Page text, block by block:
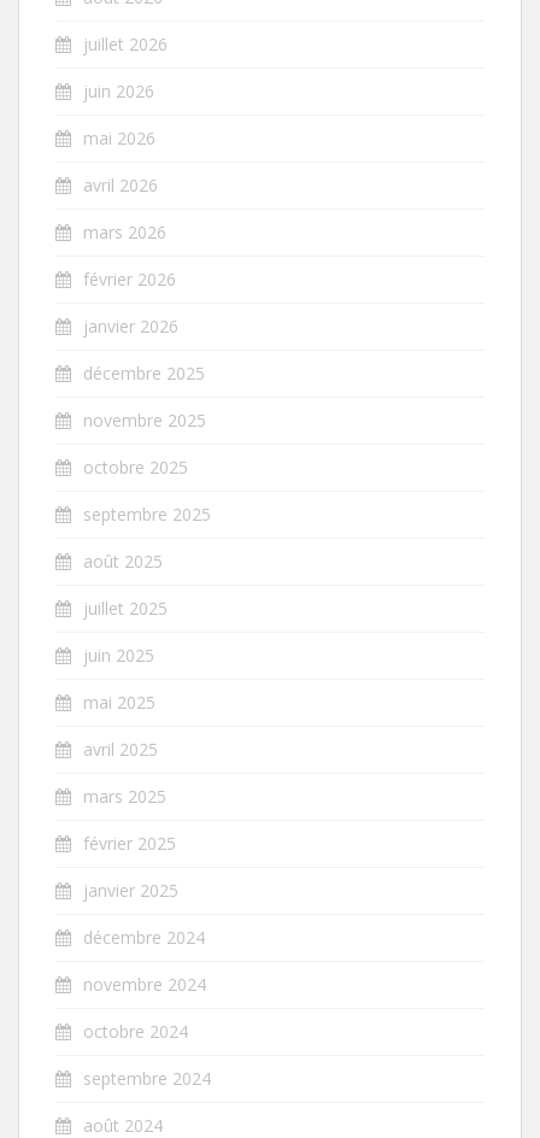
juillet 2026
juin 2026
mai 2026
avril 2026
mars 2026
février 2026
janvier 2026
décembre 2025
novembre 2025
octobre 2025
septembre 2025
août 2025
juillet 2025
juin 2025
mai 2025
avril 2025
mars 2025
février 2025
janvier 2025
décembre 2024
novembre 2024
octobre 2024
septembre 2024
août 2024